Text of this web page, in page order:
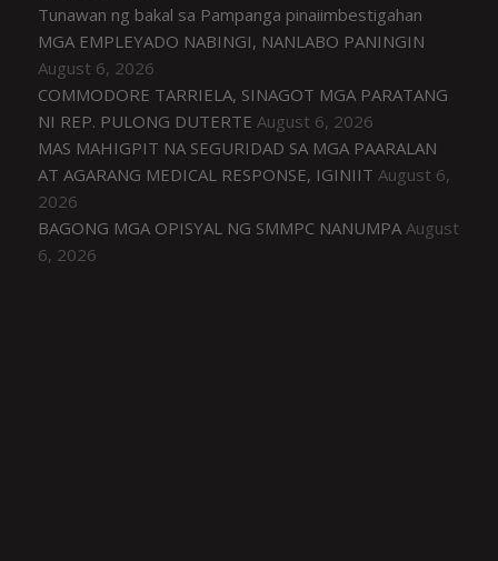
Tunawan ng bakal sa Pampanga pinaiimbestigahan
MGA EMPLEYADO NABINGI, NANLABO PANINGIN
August 6, 2026
COMMODORE TARRIELA, SINAGOT MGA PARATANG
NI REP. PULONG DUTERTE August 6, 2026
MAS MAHIGPIT NA SEGURIDAD SA MGA PAARALAN
AT AGARANG MEDICAL RESPONSE, IGINIIT August 6,
2026
BAGONG MGA OPISYAL NG SMMPC NANUMPA August
6, 2026